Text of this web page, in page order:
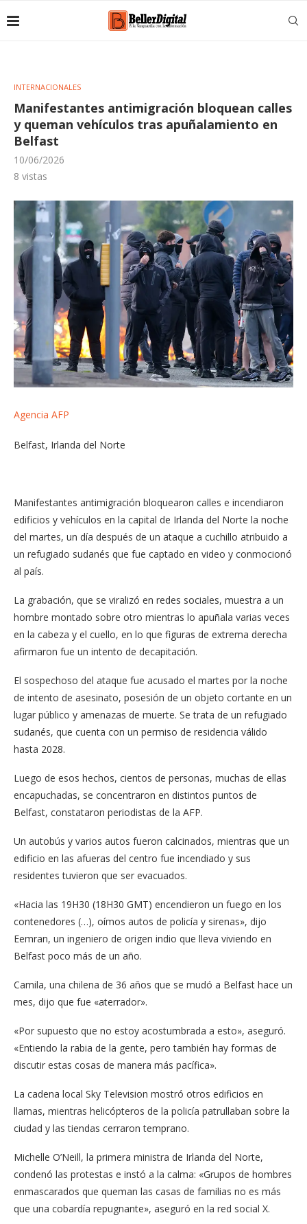
INTERNACIONALES
Manifestantes antimigración bloquean calles
y queman vehículos tras apuñalamiento en
Belfast
10/06/2026
8 vistas
Agencia AFP
Belfast, Irlanda del Norte
Manifestantes antimigración bloquearon calles e incendiaron
edificios y vehículos en la capital de Irlanda del Norte la noche
del martes, un día después de un ataque a cuchillo atribuido a
un refugiado sudanés que fue captado en video y conmocionó
al país.
La grabación, que se viralizó en redes sociales, muestra a un
hombre montado sobre otro mientras lo apuñala varias veces
en la cabeza y el cuello, en lo que figuras de extrema derecha
afirmaron fue un intento de decapitación.
El sospechoso del ataque fue acusado el martes por la noche
de intento de asesinato, posesión de un objeto cortante en un
lugar público y amenazas de muerte. Se trata de un refugiado
sudanés, que cuenta con un permiso de residencia válido
hasta 2028.
Luego de esos hechos, cientos de personas, muchas de ellas
encapuchadas, se concentraron en distintos puntos de
Belfast, constataron periodistas de la AFP.
Un autobús y varios autos fueron calcinados, mientras que un
edificio en las afueras del centro fue incendiado y sus
residentes tuvieron que ser evacuados.
«Hacia las 19H30 (18H30 GMT) encendieron un fuego en los
contenedores (…), oímos autos de policía y sirenas», dijo
Eemran, un ingeniero de origen indio que lleva viviendo en
Belfast poco más de un año.
Camila, una chilena de 36 años que se mudó a Belfast hace un
mes, dijo que fue «aterrador».
«Por supuesto que no estoy acostumbrada a esto», aseguró.
«Entiendo la rabia de la gente, pero también hay formas de
discutir estas cosas de manera más pacífica».
La cadena local Sky Television mostró otros edificios en
llamas, mientras helicópteros de la policía patrullaban sobre la
ciudad y las tiendas cerraron temprano.
Michelle O’Neill, la primera ministra de Irlanda del Norte,
condenó las protestas e instó a la calma: «Grupos de hombres
enmascarados que queman las casas de familias no es más
que una cobardía repugnante», aseguró en la red social X.